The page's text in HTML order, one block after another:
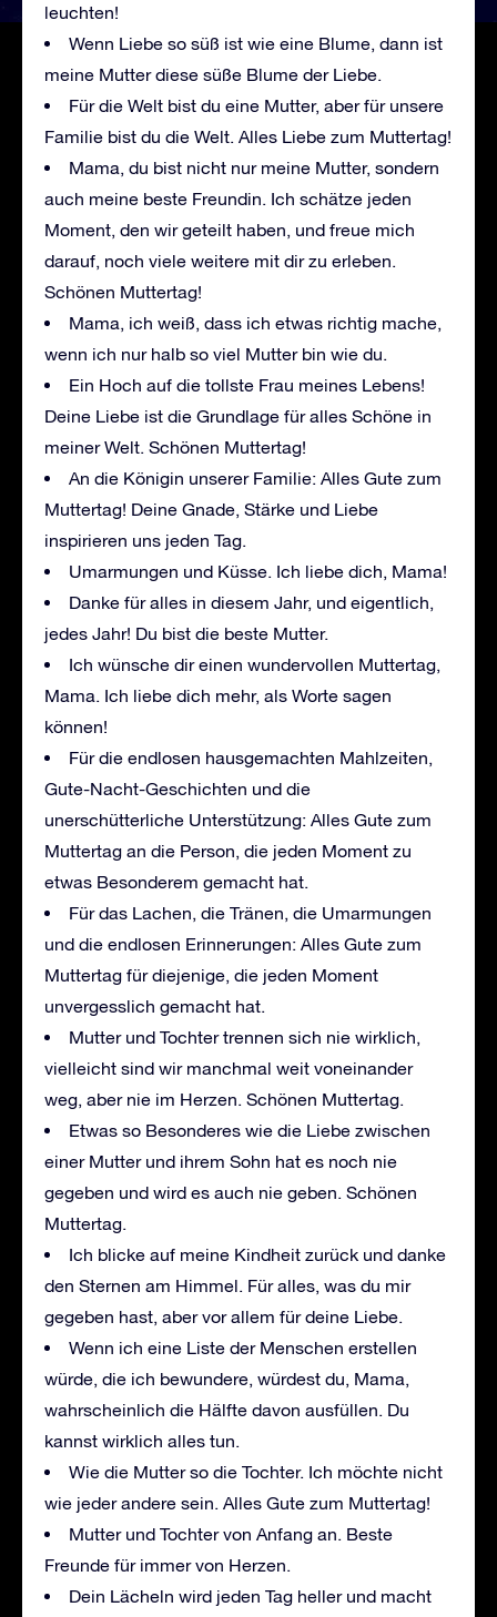
leuchten!
Wenn Liebe so süß ist wie eine Blume, dann ist
meine Mutter diese süße Blume der Liebe.
Für die Welt bist du eine Mutter, aber für unsere
Familie bist du die Welt. Alles Liebe zum Muttertag!
Mama, du bist nicht nur meine Mutter, sondern
auch meine beste Freundin. Ich schätze jeden
Moment, den wir geteilt haben, und freue mich
darauf, noch viele weitere mit dir zu erleben.
Schönen Muttertag!
Mama, ich weiß, dass ich etwas richtig mache,
wenn ich nur halb so viel Mutter bin wie du.
Ein Hoch auf die tollste Frau meines Lebens!
Deine Liebe ist die Grundlage für alles Schöne in
meiner Welt. Schönen Muttertag!
An die Königin unserer Familie: Alles Gute zum
Muttertag! Deine Gnade, Stärke und Liebe
inspirieren uns jeden Tag.
Umarmungen und Küsse. Ich liebe dich, Mama!
Danke für alles in diesem Jahr, und eigentlich,
jedes Jahr! Du bist die beste Mutter.
Ich wünsche dir einen wundervollen Muttertag,
Mama. Ich liebe dich mehr, als Worte sagen
können!
Für die endlosen hausgemachten Mahlzeiten,
Gute-Nacht-Geschichten und die
unerschütterliche Unterstützung: Alles Gute zum
Muttertag an die Person, die jeden Moment zu
etwas Besonderem gemacht hat.
Für das Lachen, die Tränen, die Umarmungen
und die endlosen Erinnerungen: Alles Gute zum
Muttertag für diejenige, die jeden Moment
unvergesslich gemacht hat.
Mutter und Tochter trennen sich nie wirklich,
vielleicht sind wir manchmal weit voneinander
weg, aber nie im Herzen. Schönen Muttertag.
Etwas so Besonderes wie die Liebe zwischen
einer Mutter und ihrem Sohn hat es noch nie
gegeben und wird es auch nie geben. Schönen
Muttertag.
Ich blicke auf meine Kindheit zurück und danke
den Sternen am Himmel. Für alles, was du mir
gegeben hast, aber vor allem für deine Liebe.
Wenn ich eine Liste der Menschen erstellen
würde, die ich bewundere, würdest du, Mama,
wahrscheinlich die Hälfte davon ausfüllen. Du
kannst wirklich alles tun.
Wie die Mutter so die Tochter. Ich möchte nicht
wie jeder andere sein. Alles Gute zum Muttertag!
Mutter und Tochter von Anfang an. Beste
Freunde für immer von Herzen.
Dein Lächeln wird jeden Tag heller und macht